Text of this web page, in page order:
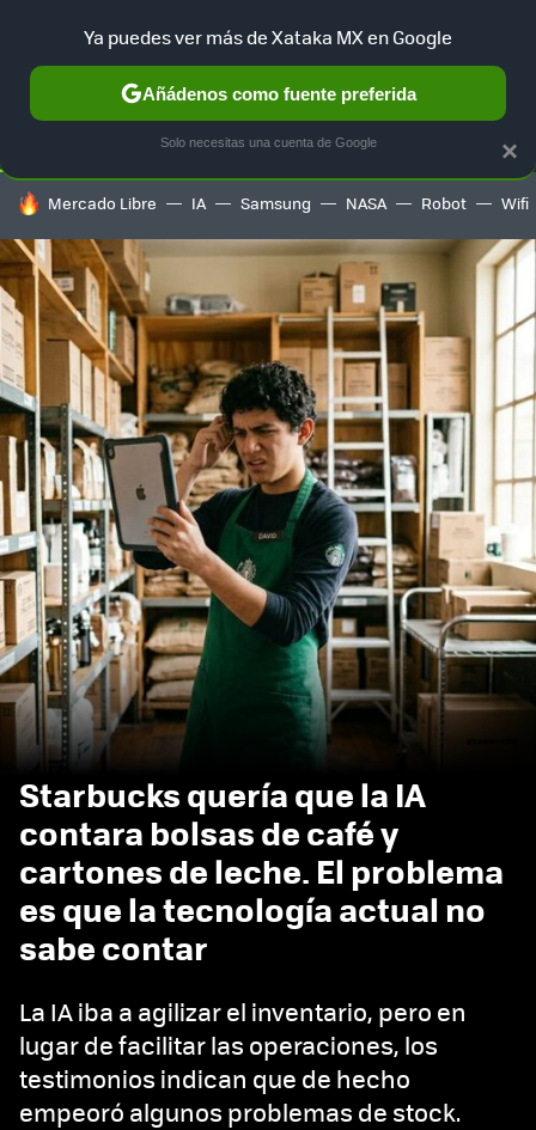
SELECCIÓN GAMING HOME AUTO TERRITORIO
HOY SE HABLA DE
Mercado Libre IA Samsung NASA Robot Wifi
Starbucks quería que la IA
contara bolsas de café y
cartones de leche. El problema
es que la tecnología actual no
sabe contar
La IA iba a agilizar el inventario, pero en
lugar de facilitar las operaciones, los
testimonios indican que de hecho
empeoró algunos problemas de stock.
×
Ya puedes ver más de Xataka MX en Google
Añádenos como fuente preferida
Solo necesitas una cuenta de Google